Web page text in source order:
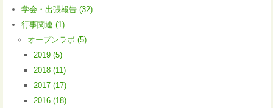
学会・出張報告 (32)
行事関連 (1)
オープンラボ (5)
2019 (5)
2018 (11)
2017 (17)
2016 (18)